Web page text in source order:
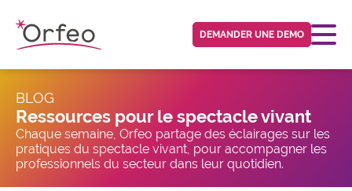
DEMANDER UNE DEMO
BLOG
Ressources pour le spectacle vivant
Chaque semaine, Orfeo partage des éclairages sur les
pratiques du spectacle vivant, pour accompagner les
professionnels du secteur dans leur quotidien.